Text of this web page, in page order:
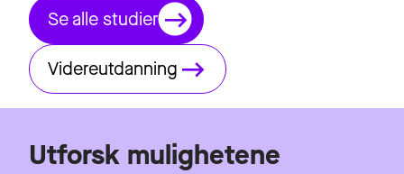
Se alle studier
Videreutdanning
Utforsk mulighetene